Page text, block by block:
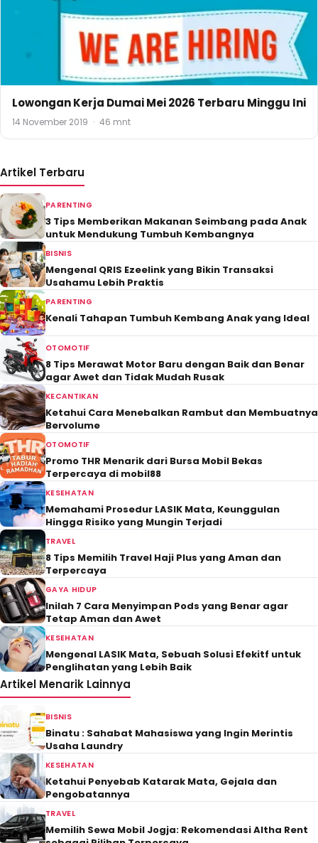
Lowongan Kerja Dumai Mei 2026 Terbaru Minggu Ini
14 November 2019 · 46 mnt
Artikel Terbaru
PARENTING
3 Tips Memberikan Makanan Seimbang pada Anak
untuk Mendukung Tumbuh Kembangnya
BISNIS
Mengenal QRIS Ezeelink yang Bikin Transaksi
Usahamu Lebih Praktis
PARENTING
Kenali Tahapan Tumbuh Kembang Anak yang Ideal
OTOMOTIF
8 Tips Merawat Motor Baru dengan Baik dan Benar
agar Awet dan Tidak Mudah Rusak
KECANTIKAN
Ketahui Cara Menebalkan Rambut dan Membuatnya
Bervolume
OTOMOTIF
Promo THR Menarik dari Bursa Mobil Bekas
Terpercaya di mobil88
KESEHATAN
Memahami Prosedur LASIK Mata, Keunggulan
Hingga Risiko yang Mungin Terjadi
TRAVEL
8 Tips Memilih Travel Haji Plus yang Aman dan
Terpercaya
GAYA HIDUP
Inilah 7 Cara Menyimpan Pods yang Benar agar
Tetap Aman dan Awet
KESEHATAN
Mengenal LASIK Mata, Sebuah Solusi Efekitf untuk
Penglihatan yang Lebih Baik
Artikel Menarik Lainnya
BISNIS
Binatu : Sahabat Mahasiswa yang Ingin Merintis
Usaha Laundry
KESEHATAN
Ketahui Penyebab Katarak Mata, Gejala dan
Pengobatannya
TRAVEL
Memilih Sewa Mobil Jogja: Rekomendasi Altha Rent